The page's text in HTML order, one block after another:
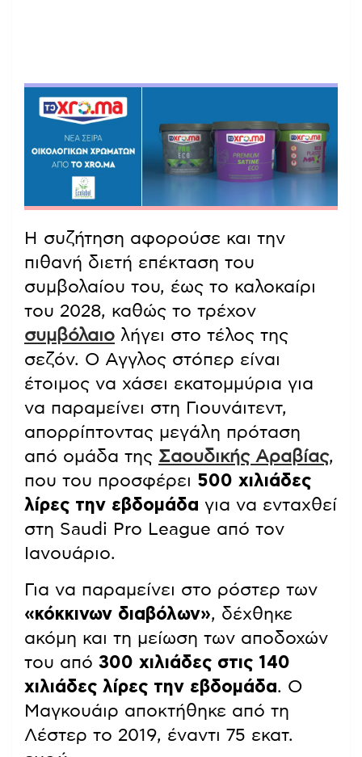
Η συζήτηση αφορούσε και την
πιθανή διετή επέκταση του
συμβολαίου του, έως το καλοκαίρι
του 2028, καθώς το τρέχον
συμβόλαιο λήγει στο τέλος της
σεζόν. Ο Αγγλος στόπερ είναι
έτοιμος να χάσει εκατομμύρια για
να παραμείνει στη Γιουνάιτεντ,
απορρίπτοντας μεγάλη πρόταση
από ομάδα της Σαουδικής Αραβίας,
που του προσφέρει 500 χιλιάδες
λίρες την εβδομάδα για να ενταχθεί
στη Saudi Pro League από τον
Ιανουάριο.
Για να παραμείνει στο ρόστερ των
«κόκκινων διαβόλων», δέχθηκε
ακόμη και τη μείωση των αποδοχών
του από 300 χιλιάδες στις 140
χιλιάδες λίρες την εβδομάδα. Ο
Μαγκουάιρ αποκτήθηκε από τη
Λέστερ το 2019, έναντι 75 εκατ.